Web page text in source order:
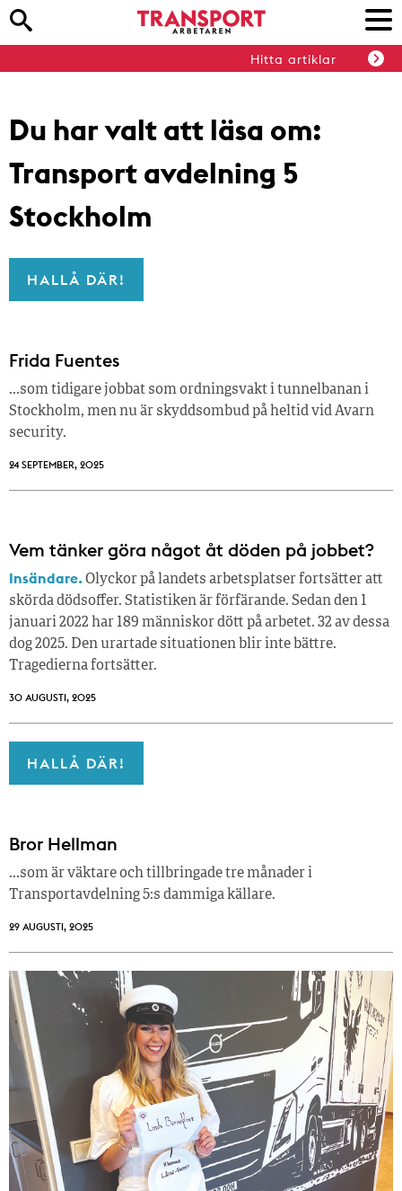
Hitta artiklar
Du har valt att läsa om:
Transport avdelning 5
Stockholm
HALLÅ DÄR!
Frida Fuentes
…som tidigare jobbat som ordningsvakt i tunnelbanan i
Stockholm, men nu är skyddsombud på heltid vid Avarn
security.
24 SEPTEMBER, 2025
Vem tänker göra något åt döden på jobbet?
Insändare.Olyckor på landets arbetsplatser fortsätter att
skörda dödsoffer. Statistiken är förfärande. Sedan den 1
januari 2022 har 189 människor dött på arbetet. 32 av dessa
dog 2025. Den urartade situationen blir inte bättre.
Tragedierna fortsätter.
30 AUGUSTI, 2025
HALLÅ DÄR!
Bror Hellman
…som är väktare och tillbringade tre månader i
Transportavdelning 5:s dammiga källare.
29 AUGUSTI, 2025